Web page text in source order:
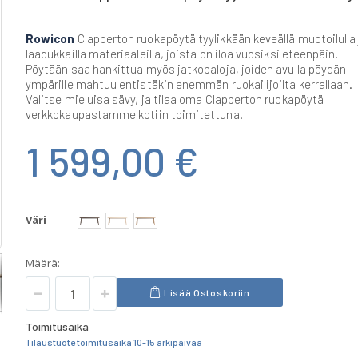
Rowicon Clapperton ruokapöytä tyylikkään keveällä
laadukkailla materiaaleilla, joista on iloa vuosiksi eteenpäin.
Pöytään saa hankittua myös jatkopaloja, joiden avulla pöydän
ympärille mahtuu entistäkin enemmän ruokailijoilta kerrallaan.
Valitse mieluisa sävy, ja tilaa oma Clapperton ruokapöytä
verkkokaupastamme kotiin toimitettuna.
1 599,00 €
Väri
Määrä:
Lisää Ostoskoriin
Toimitusaika
Tilaustuote toimitusaika 10-15 arkipäivää